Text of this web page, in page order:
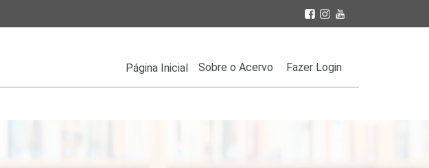
Página Inicial Sobre o Acervo Fazer Login